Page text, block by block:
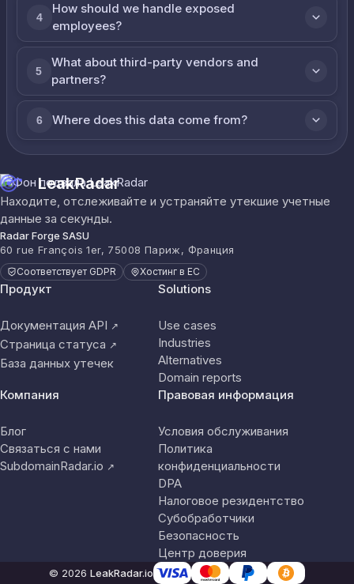
4
How should we handle exposed
employees?
5
What about third-party vendors and
partners?
6 Where does this data come from?
LeakRadar
Находите, отслеживайте и устраняйте утекшие учетные
данные за секунды.
Radar Forge SASU
60 rue François 1er, 75008 Париж, Франция
Соответствует GDPR Хостинг в ЕС
Продукт
Документация API ↗
Страница статуса ↗
База данных утечек
Solutions
Use cases
Industries
Alternatives
Domain reports
Компания
Блог
Связаться с нами
SubdomainRadar.io ↗
Правовая информация
Условия обслуживания
Политика
конфиденциальности
DPA
Налоговое резидентство
Субобработчики
Безопасность
Центр доверия
© 2026 LeakRadar.io